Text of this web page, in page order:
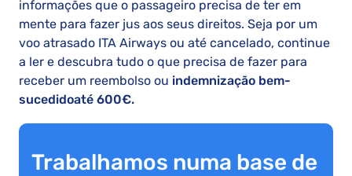
informações que o passageiro precisa de ter em
mente para fazer jus aos seus direitos. Seja por um
voo atrasado ITA Airways ou até cancelado, continue
a ler e descubra tudo o que precisa de fazer para
receber um reembolso ou indemnização bem-
sucedidoaté 600€.
Trabalhamos numa base de